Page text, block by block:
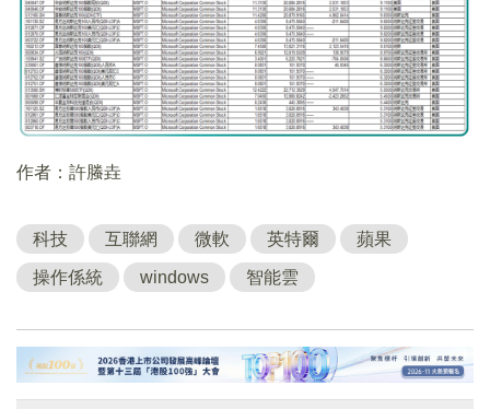
作者：許螣垚
科技 互聯網 微軟 英特爾 蘋果
操作係統 windows 智能雲